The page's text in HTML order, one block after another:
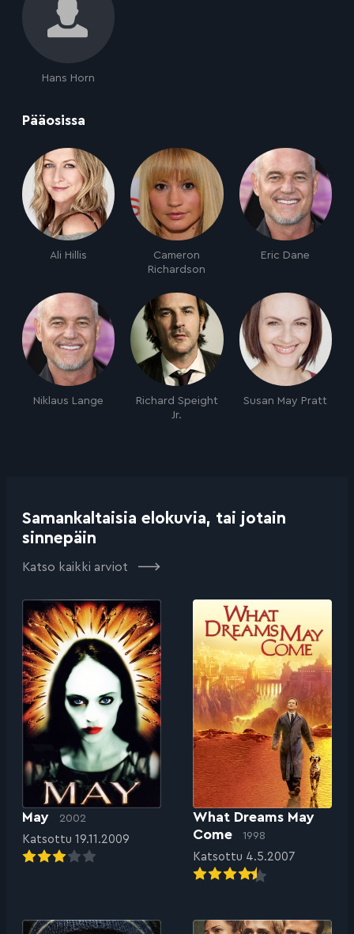
Hans Horn
Pääosissa
Ali Hillis
Cameron
Richardson
Eric Dane
Niklaus Lange
Richard Speight
Jr.
Susan May Pratt
Samankaltaisia elokuvia, tai jotain
sinnepäin
Katso kaikki arviot
May 2002
Katsottu 19.11.2009
What Dreams May
Come
1998
Katsottu 4.5.2007